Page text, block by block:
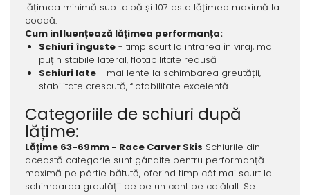
lățimea minimă sub talpă și 107 este lățimea maximă la
coadă.
Cum influențează lățimea performanța:
Schiuri înguste- timp scurt la intrarea în viraj, mai
puțin stabile lateral, flotabilitate redusă
Schiuri late- mai lente la schimbarea greutății,
stabilitate crescută, flotabilitate excelentă
Categoriile de schiuri după
lățime:
Lățime 63-69mm - Race Carver Skis Schiurile din
această categorie sunt gândite pentru performanță
maximă pe pârtie bătută, oferind timp cât mai scurt la
schimbarea greutății de pe un cant pe celălalt. Se